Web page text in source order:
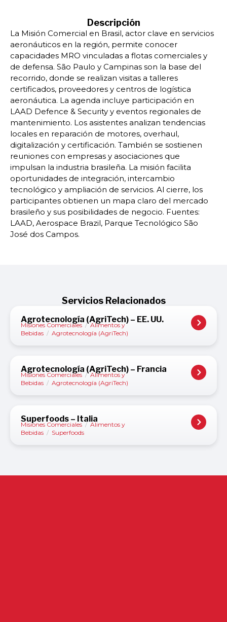
Descripción
La Misión Comercial en Brasil, actor clave en servicios
aeronáuticos en la región, permite conocer
capacidades MRO vinculadas a flotas comerciales y
de defensa. São Paulo y Campinas son la base del
recorrido, donde se realizan visitas a talleres
certificados, proveedores y centros de logística
aeronáutica. La agenda incluye participación en
LAAD Defence & Security y eventos regionales de
mantenimiento. Los asistentes analizan tendencias
locales en reparación de motores, overhaul,
digitalización y certificación. También se sostienen
reuniones con empresas y asociaciones que
impulsan la industria brasileña. La misión facilita
oportunidades de integración, intercambio
tecnológico y ampliación de servicios. Al cierre, los
participantes obtienen un mapa claro del mercado
brasileño y sus posibilidades de negocio. Fuentes:
LAAD, Aerospace Brazil, Parque Tecnológico São
José dos Campos.
Servicios Relacionados
Agrotecnología (AgriTech) – EE. UU.
Misiones Comerciales / Alimentos y
Bebidas / Agrotecnología (AgriTech)
Agrotecnología (AgriTech) – Francia
Misiones Comerciales / Alimentos y
Bebidas / Agrotecnología (AgriTech)
Superfoods – Italia
Misiones Comerciales / Alimentos y
Bebidas / Superfoods